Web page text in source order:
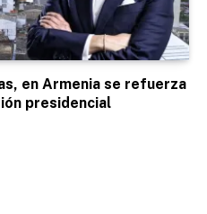
en Armenia se refuerza
presidencial